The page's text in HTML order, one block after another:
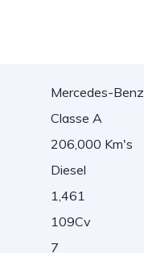
Mercedes-Benz
Classe A
206,000 Km's
Diesel
1,461
109Cv
7